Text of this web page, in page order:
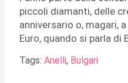
piccoli diamanti, delle
anniversario o, magari, a
Euro, quando si parla
Tags: Anelli, Bulgari